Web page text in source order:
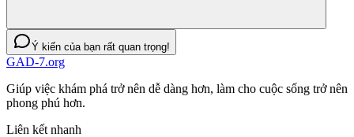
Ý kiến của bạn rất quan trọng!
GAD-7.org
Giúp việc khám phá trở nên dễ dàng hơn, làm cho cuộc sống trở nên
phong phú hơn.
Liên kết nhanh